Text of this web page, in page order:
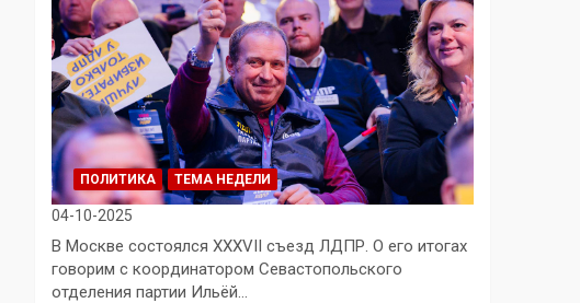
ПОЛИТИКА ТЕМА НЕДЕЛИ
04-10-2025
В Москве состоялся XXXVII съезд ЛДПР. О его итогах
говорим с координатором Севастопольского
отделения партии Ильёй…